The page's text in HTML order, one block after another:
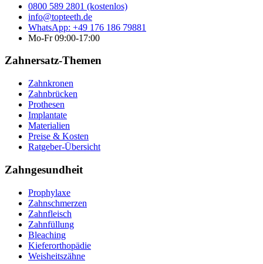
0800 589 2801 (kostenlos)
info@topteeth.de
WhatsApp: +49 176 186 79881
Mo-Fr 09:00-17:00
Zahnersatz-Themen
Zahnkronen
Zahnbrücken
Prothesen
Implantate
Materialien
Preise & Kosten
Ratgeber-Übersicht
Zahngesundheit
Prophylaxe
Zahnschmerzen
Zahnfleisch
Zahnfüllung
Bleaching
Kieferorthopädie
Weisheitszähne